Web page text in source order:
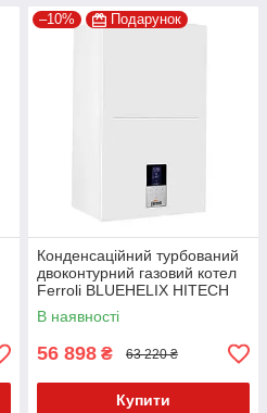
–10% Подарунок
Конденсаційний турбований
двоконтурний газовий котел
Ferroli BLUEHELIX HITECH
RRT 28C
В наявності
56 898 ₴ 63 220 ₴
Купити